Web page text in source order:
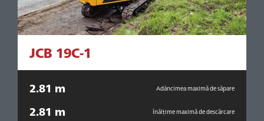
JCB 19C-1
2.81 m Adâncimea maximă de săpare
2.81 m Înălțime maximă de descărcare